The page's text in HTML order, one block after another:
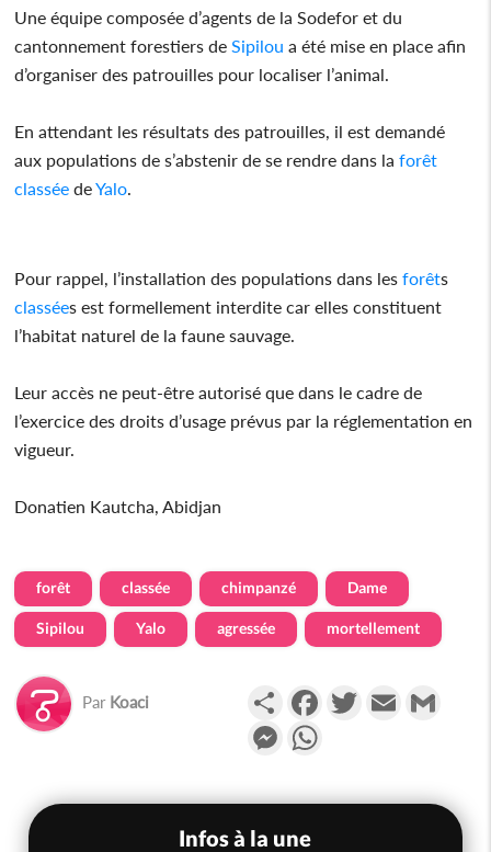
Une équipe composée d’agents de la Sodefor et du
cantonnement forestiers de Sipilou a été mise en place afin
d’organiser des patrouilles pour localiser l’animal.
En attendant les résultats des patrouilles, il est demandé
aux populations de s’abstenir de se rendre dans laforêt
classée deYalo
Pour rappel, l’installation des populations dans lesforêts
classées est formellement interdite car elles constituent
l’habitat naturel de la faune sauvage.
Leur accès ne peut-être autorisé que dans le cadre de
l’exercice des droits d’usage prévus par la réglementation en
vigueur.
Donatien Kautcha, Abidjan
forêt classée chimpanzé Dame
Sipilou Yalo agressée mortellement
Par Koaci PartagerFacebookTwitterEmail
Messenger
Infos à la une